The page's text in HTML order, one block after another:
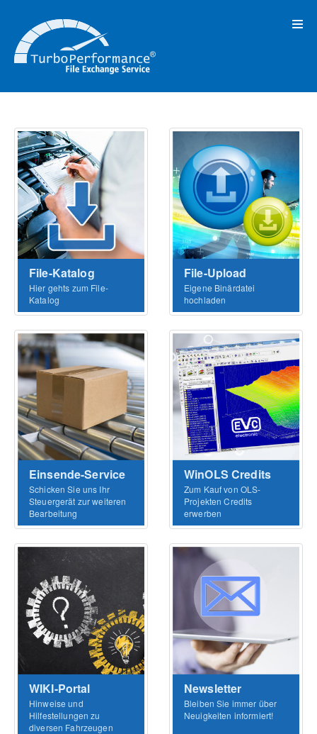
File-Katalog
Hier gehts zum File-
Katalog
File-Upload
Eigene Binärdatei
hochladen
Einsende-Service
Schicken Sie uns Ihr
Steuergerät zur weiteren
Bearbeitung
WinOLS Credits
Zum Kauf von OLS-
Projekten Credits
erwerben
WIKI-Portal
Hinweise und
Hilfestellungen zu
diversen Fahrzeugen
Newsletter
Bleiben Sie immer über
Neuigkeiten informiert!